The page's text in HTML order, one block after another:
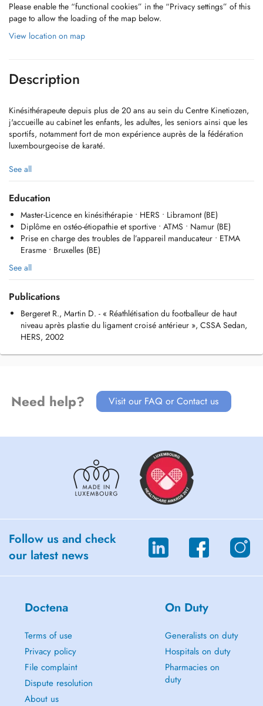
Please enable the “functional cookies” in the “Privacy settings” of this
page to allow the loading of the map below.
View location on map
Description
Kinésithérapeute depuis plus de 20 ans au sein du Centre Kinetiozen,
j'accueille au cabinet les enfants, les adultes, les seniors ainsi que les
sportifs, notamment fort de mon expérience auprès de la fédération
luxembourgeoise de karaté.
Mon objectif est de vous proposer un accompagnement simple, global
et personnalisé. Au fil de mon parcours, je me suis particulièrement
intéressé à la prise en charge des troubles de la mâchoire (ATM). Pour
cibler au mieux l'origine de vos douleurs, j'associe à la kinésithérapie
classique des approches manuelles complémentaires issues de mes
formations.
See all
Education
Master-Licence en kinésithérapie • HERS • Libramont (BE)
Diplôme en ostéo-étiopathie et sportive • ATMS • Namur (BE)
Prise en charge des troubles de l’appareil manducateur • ETMA
Erasme • Bruxelles (BE)
See all
Publications
Bergeret R., Martin D. - « Réathlétisation du footballeur de haut
niveau après plastie du ligament croisé antérieur », CSSA Sedan,
HERS, 2002
Need help? Visit our FAQ or Contact us
Follow us and check
our latest news
Doctena
Terms of use
Privacy policy
File complaint
Dispute resolution
About us
On Duty
Generalists on duty
Hospitals on duty
Pharmacies on
duty